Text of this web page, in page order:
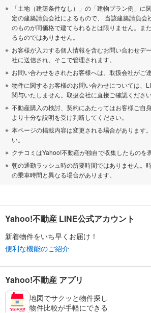
「土地（建築条件なし）」の「建物プラン例」に
定の建築請負会社によるもので、 当該建築請負会
のものが同価格で建てられるとは限りません。ま
るものではありません。
お客様が入力する個人情報を含むお問い合わせデ
社に送信され、そこで管理されます。
お問い合わせをされたお客様へは、取扱会社がご
物件に関するお客様のお問い合わせについては、
関与いたしません。取扱会社に直接ご確認ください
不動産購入の検討、契約にあたってはお客様ご自
より十分な説明を受け判断してください。
本ページの掲載内容は変更される場合があります
い。
クチコミはYahoo!不動産が独自で収集したものを
朝の通勤ラッシュ時の所要時間ではありません。
の乗車時間と異なる場合があります。
Yahoo!不動産 LINE公式アカウント
新着物件をいち早くお届け！
便利な機能のご紹介
Yahoo!不動産 アプリ
地図でサクッと物件探し
物件比較が手軽にできる